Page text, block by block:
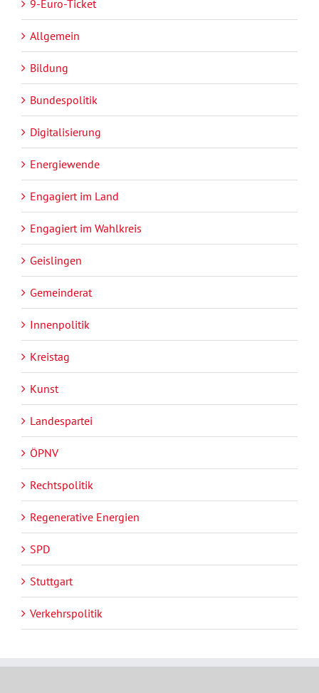
9-Euro-Ticket
Allgemein
Bildung
Bundespolitik
Digitalisierung
Energiewende
Engagiert im Land
Engagiert im Wahlkreis
Geislingen
Gemeinderat
Innenpolitik
Kreistag
Kunst
Landespartei
ÖPNV
Rechtspolitik
Regenerative Energien
SPD
Stuttgart
Verkehrspolitik